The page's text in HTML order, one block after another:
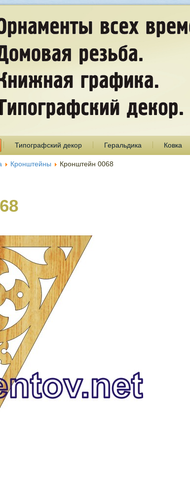
Типографский декор Геральдика Ковка
Кронштейны Кронштейн 0068